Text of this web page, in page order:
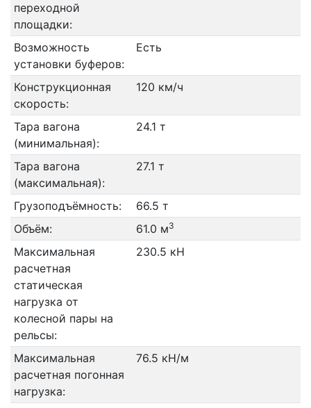
переходной
площадки:
Возможность
установки буферов:
Есть
Конструкционная
скорость:
120 км/ч
Тара вагона
(минимальная):
24.1 т
Тара вагона
(максимальная):
27.1 т
Грузоподъёмность:
66.5 т
Объём:
61.0 м3
Максимальная
расчетная
статическая
нагрузка от
колесной пары на
рельсы:
230.5 кН
Максимальная
расчетная погонная
нагрузка:
76.5 кН/м